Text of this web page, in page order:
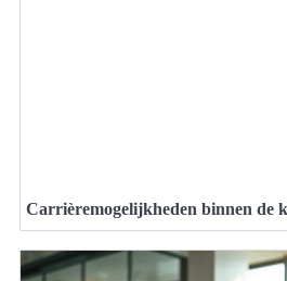
Carrièremogelijkheden binnen de